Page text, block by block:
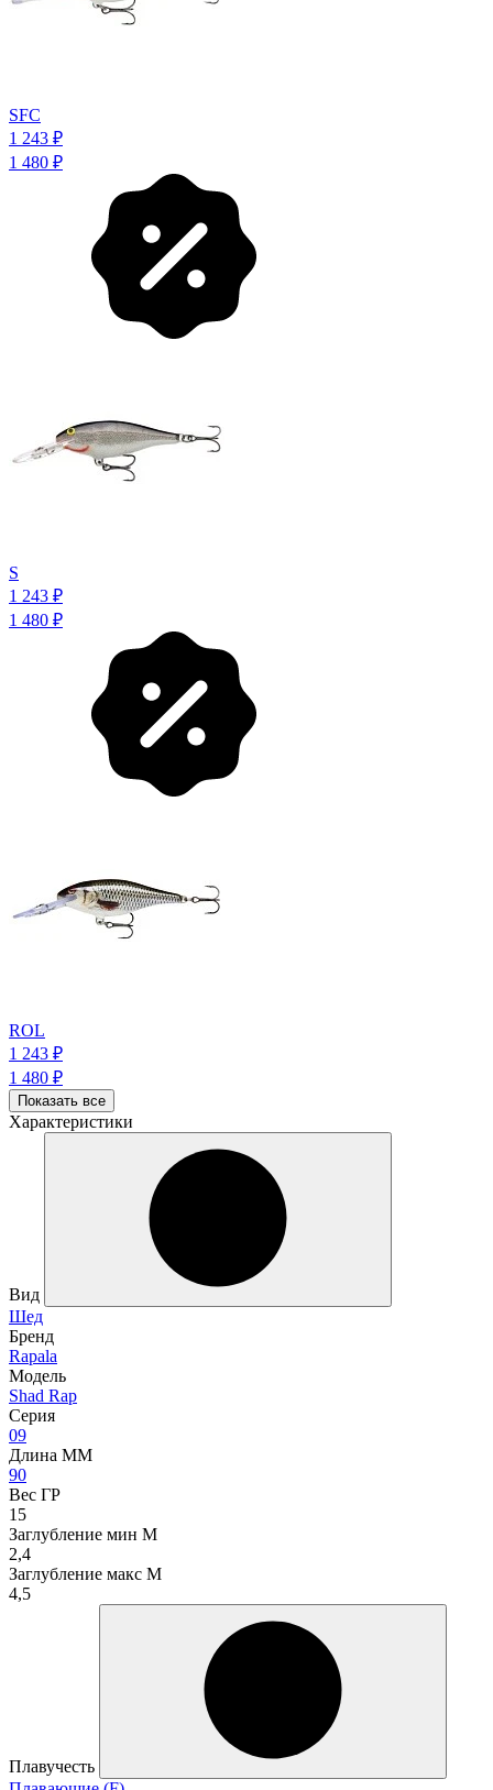
SFC
1 243 ₽
1 480 ₽
S
1 243 ₽
1 480 ₽
ROL
1 243 ₽
1 480 ₽
Показать все
Характеристики
Вид
Шед
Бренд
Rapala
Модель
Shad Rap
Серия
09
Длина ММ
90
Вес ГР
15
Заглубление мин М
2,4
Заглубление макс М
4,5
Плавучесть